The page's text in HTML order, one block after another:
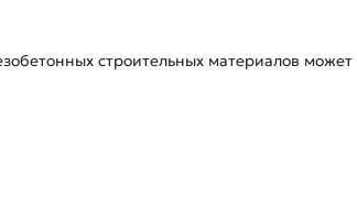
строительных материалов